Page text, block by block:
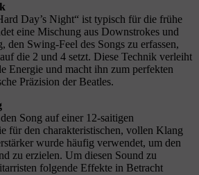
Day’s Night“ ist typisch für die frühe
eine Mischung aus Downstrokes und
den Swing-Feel des Songs zu erfassen,
die 2 und 4 setzt. Diese Technik verleiht
Energie und macht ihn zum perfekten
Präzision der Beatles.
Song auf einer 12-saitigen
für den charakteristischen, vollen Klang
wurde häufig verwendet, um den
zu erzielen. Um diesen Sound zu
folgende Effekte in Betracht